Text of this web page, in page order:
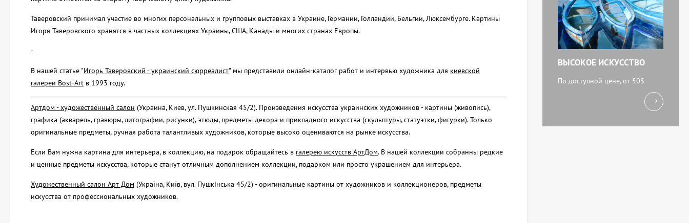
Таверовский принимал участие во многих персональных и групповых выставках в Украине, Германии, Голландии, Бельгии, Люксембурге. Картины
Игоря Таверовского хранятся в частных коллекциях Украины, США, Канады и многих странах Европы.
-
В нашей статье "Игорь Таверовский - украинский сюрреалист" мы представили онлайн-каталог работ и интервью художника для киевской
галереи Bost-Art в 1993 году.
Артдом - художественный салон (Украина, Киев, ул. Пушкинская 45/2). Произведения искусства украинских художников - картины (живопись),
графика (акварель, гравюры, литографии, рисунки), этюды, предметы декора и прикладного искусства (скульптуры, статуэтки, фигурки). Только
оригинальные предметы, ручная работа талантливых художников, которые высоко оцениваются на рынке искусства.
Если Вам нужна картина для интерьера, в коллекцию, на подарок обращайтесь в галерею искусств АртДом. В нашей коллекции собранны редкие
и ценные предметы искусства, которые станут отличным дополнением коллекции, подарком или просто украшением для интерьера.
Художественный салон Арт Дом (Україна, Київ, вул. Пушкінська 45/2) - оригинальные картины от художников и коллекционеров, предметы
искусства от профессиональных художников.
ВЫСОКОЕ ИСКУССТВО
По доступной цене, от 50$